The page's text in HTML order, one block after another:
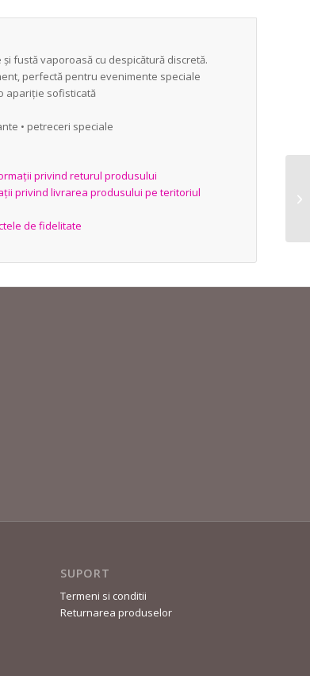
fustă vaporoasă cu despicătură discretă.
perfectă pentru evenimente speciale
apariție sofisticată
• petreceri speciale
privind returul produsului
privind livrarea produsului pe teritoriul
de fidelitate
SUPORT
Termeni si conditii
Returnarea produselor